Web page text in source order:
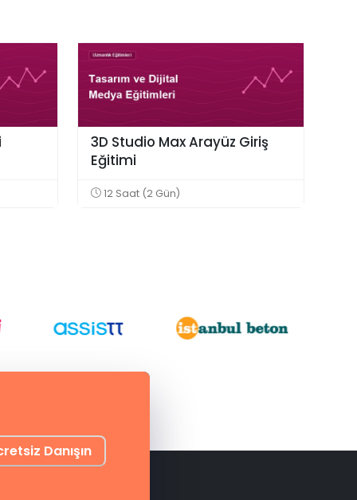
3D Studio Max Arayüz Giriş
Eğitimi
12 Saat (2 Gün)
Danışın